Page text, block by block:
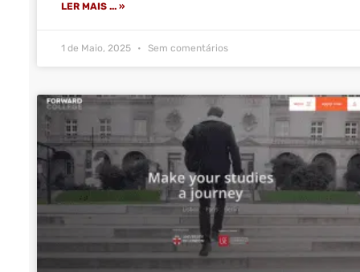
LER MAIS ... »
1 de Maio, 2025 Sem comentários